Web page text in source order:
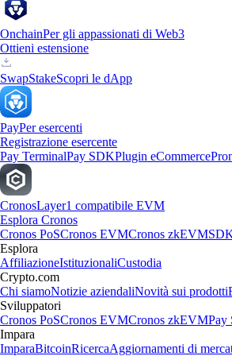
OnchainPer gli appassionati di Web3
Ottieni estensione
SwapStakeScopri le dApp
PayPer esercenti
Registrazione esercente
Pay TerminalPay SDKPlugin eCommerce
CronosLayer1 compatibile EVM
Esplora Cronos
Cronos PoSCronos EVMCronos zkEVM
Esplora
AffiliazioneIstituzionaliCustodia
Crypto.com
Chi siamoNotizie aziendaliNovità sui prodotti
Sviluppatori
Cronos PoSCronos EVMCronos zkEVMPay
Impara
ImparaBitcoinRicercaAggiornamenti di